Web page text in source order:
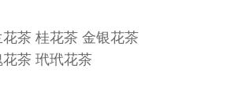
茶 桂花茶 金银花茶
茶 玳玳花茶